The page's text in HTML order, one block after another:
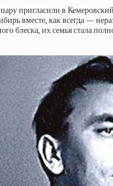
пригласили в
вместе, как всегда —
блеска, их семья стала